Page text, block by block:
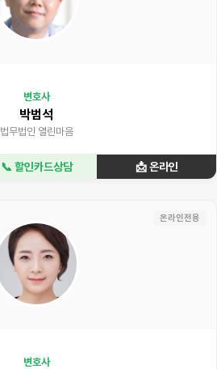
변호사
박범석
법무법인 열린마음
📞 할인카드상담 📩 온라인
온라인전용
변호사